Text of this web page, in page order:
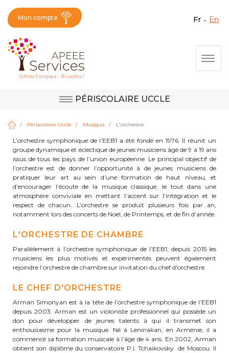
Aller
Fermer X
Question, avis,
demande, suggestion :
contactez le bon
service !
Activités périscolaires Berkendael
periscolaire.berkendael@apeee-bxl1-
services.be
BE91 3631 6790 0976
Activités périscolaires Uccle
+32 (0)2 375 31 35
Mon compte fr en
PÉRISCOLAIRE UCCLE
Site de Berkendael
Périscolaire Uccle Musique L'orchestre
L’orchestre symphonique de l’EEB1 a été fondé en 1976. Il réunit un
groupe dynamique et éclectique de jeunes musiciens âgé de 9 à 19 ans
issus de tous les pays de l’union européenne. Le principal objectif de
l’orchestre est de donner l’opportunité à de jeunes musiciens de
pratiquer leur art au sein d’une formation de haut niveau, et
d’encourager l’écoute de la musique classique, le tout dans une
atmosphère conviviale en mettant l’accent sur l’intégration et le
respect de chacun. L’orchestre se produit plusieurs fois par an,
notamment lors des concerts de Noël, de Printemps, et de fin d’année.
L'ORCHESTRE DE CHAMBRE
Parallèlement à l’orchestre symphonique de l’EEB1, depuis 2015 les
musiciens les plus motivés et expérimentés peuvent également
rejoindre l’orchestre de chambre sur invitation du chef d'orchestre.
LE CHEF D'ORCHESTRE
Arman Simonyan est à la tête de l’orchestre symphonique de l’EEB1
depuis 2003. Arman est un violoniste professionnel qui possède un
don pour développer de jeunes talents à qui il transmet son
enthousiasme pour la musique. Né à Leninakan, en Arménie, il a
commencé sa formation musicale à l’âge de 4 ans. En 2002, Arman
obtient son diplôme du conservatoire P.I. Tchaikovsky de Moscou. Il